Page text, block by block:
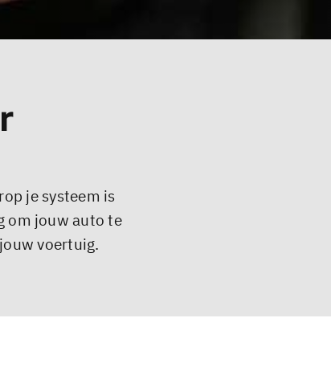
je systeem is
om jouw auto te
voertuig.